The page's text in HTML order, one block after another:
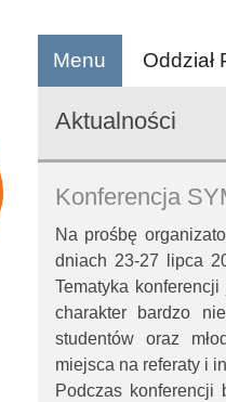
Menu
Aktualności
Konferencja
Na prośbę
dniach 23-27 lipca
Tematyka
charakter bardzo
studentów oraz
miejsca na referaty i
Podczas konferencji